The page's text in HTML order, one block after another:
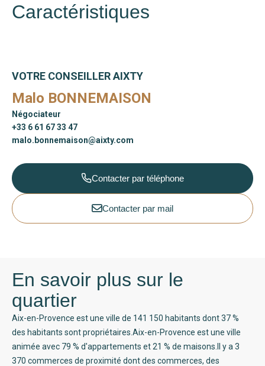
Caractéristiques
VOTRE CONSEILLER AIXTY
Malo BONNEMAISON
Négociateur
+33 6 61 67 33 47
malo.bonnemaison@aixty.com
Contacter par téléphone
Contacter par mail
En savoir plus sur le
quartier
Aix-en-Provence est une ville de 141 150 habitants dont 37 %
des habitants sont propriétaires.Aix-en-Provence est une ville
animée avec 79 % d'appartements et 21 % de maisons.Il y a 3
370 commerces de proximité dont des commerces, des